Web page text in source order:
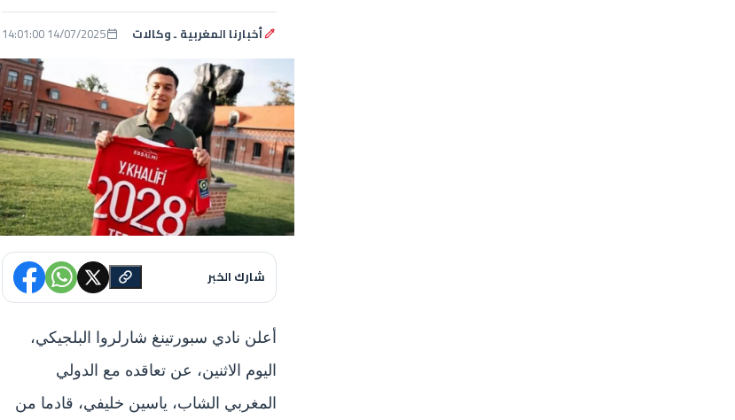
أخبارنا المغربية ـ وكالات 14/07/2025 14:01:00
شارك الخبر
أعلن نادي سبورتينغ شارلروا البلجيكي،
اليوم الاثنين، عن تعاقده مع الدولي
المغربي الشاب، ياسين خليفي، قادما من